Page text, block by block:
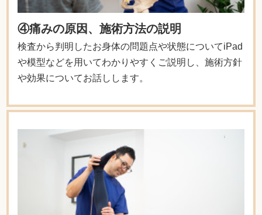
④痛みの原因、施術方法の説明
検査から判明したお身体の問題点や状態についてiPad
や模型などを用いてわかりやすくご説明し、施術方針
や効果についてお話しします。